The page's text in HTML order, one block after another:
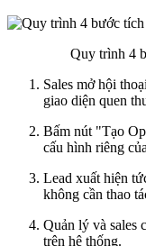
Quy trình 4
Sales mở hội
giao diện quen
Bấm nút "Tạo
cấu hình riêng
Lead xuất hiện
không cần thao
Quản lý và sales
trên hệ thống.